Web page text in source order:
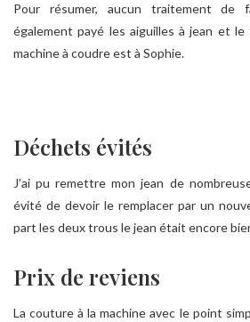
Pour résumer, aucun traitement de
également payé les aiguilles à jean et le
machine à coudre est à Sophie.
Déchets évités
J’ai pu remettre mon jean de
évité de devoir le remplacer par un
part les deux trous le jean était encore
Prix de reviens
La couture à la machine avec le point